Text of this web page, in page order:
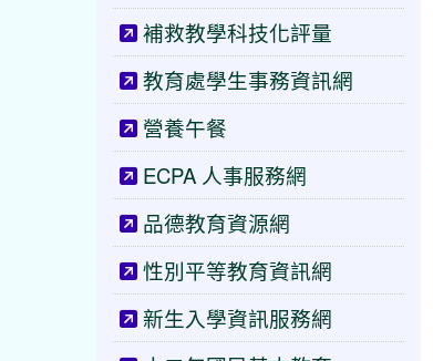
補救教學科技化評量
教育處學生事務資訊網
營養午餐
ECPA 人事服務網
品德教育資源網
性別平等教育資訊網
新生入學資訊服務網